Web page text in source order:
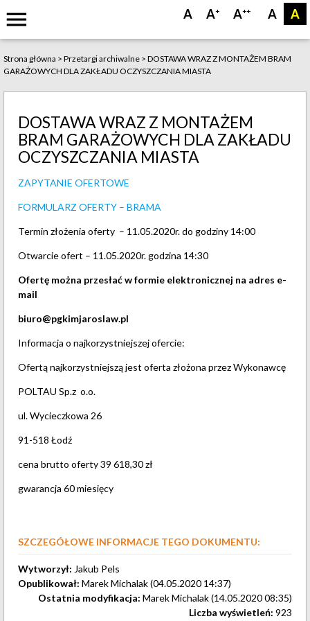
menu A
A
A++
A+
A
Strona główna > Przetargi archiwalne > DOSTAWA WRAZ Z MONTAŻEM BRAM
GARAŻOWYCH DLA ZAKŁADU OCZYSZCZANIA MIASTA
DOSTAWA WRAZ Z MONTAŻEM
BRAM GARAŻOWYCH DLA ZAKŁADU
OCZYSZCZANIA MIASTA
ZAPYTANIE OFERTOWE
FORMULARZ OFERTY – BRAMA
Termin złożenia oferty – 11.05.2020r. do godziny 14:00
Otwarcie ofert – 11.05.2020r. godzina 14:30
Ofertę można przesłać w formie elektronicznej na adres e-
mail
biuro@pgkimjaroslaw.pl
Informacja o najkorzystniejszej ofercie:
Ofertą najkorzystniejszą jest oferta złożona przez Wykonawcę
POLTAU Sp.z o.o.
ul. Wycieczkowa 26
91-518 Łodź
cena brutto oferty 39 618,30 zł
gwarancja 60 miesięcy
SZCZEGÓŁOWE INFORMACJE TEGO DOKUMENTU:
Wytworzył: Jakub Pels
Opublikował: Marek Michalak (04.05.2020 14:37)
Ostatnia modyfikacja: Marek Michalak (14.05.2020 08:35)
Liczba wyświetleń: 923